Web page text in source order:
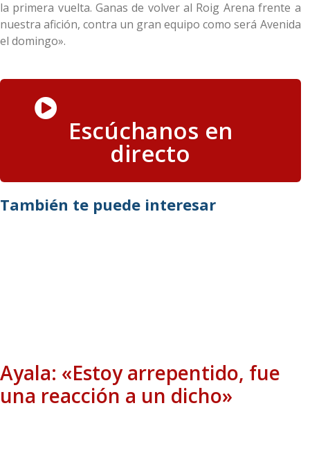
la primera vuelta. Ganas de volver al Roig Arena frente a
nuestra afición, contra un gran equipo como será Avenida
el domingo».
Escúchanos en
directo
También te puede interesar
Ayala: «Estoy arrepentido, fue
una reacción a un dicho»